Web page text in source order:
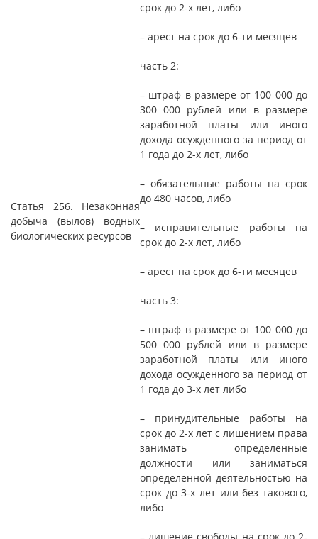
Статья 256. Незаконная
добыча (вылов) водных
биологических ресурсов
срок до 2-х лет, либо
– арест на срок до 6-ти месяцев
часть 2:
– штраф в размере от 100 000 до
300 000 рублей или в размере
заработной платы или иного
дохода осужденного за период от
1 года до 2-х лет, либо
– обязательные работы на срок
до 480 часов, либо
– исправительные работы на
срок до 2-х лет, либо
– арест на срок до 6-ти месяцев
часть 3:
– штраф в размере от 100 000 до
500 000 рублей или в размере
заработной платы или иного
дохода осужденного за период от
1 года до 3-х лет либо
– принудительные работы на
срок до 2-х лет с лишением права
занимать определенные
должности или заниматься
определенной деятельностью на
срок до 3-х лет или без такового,
либо